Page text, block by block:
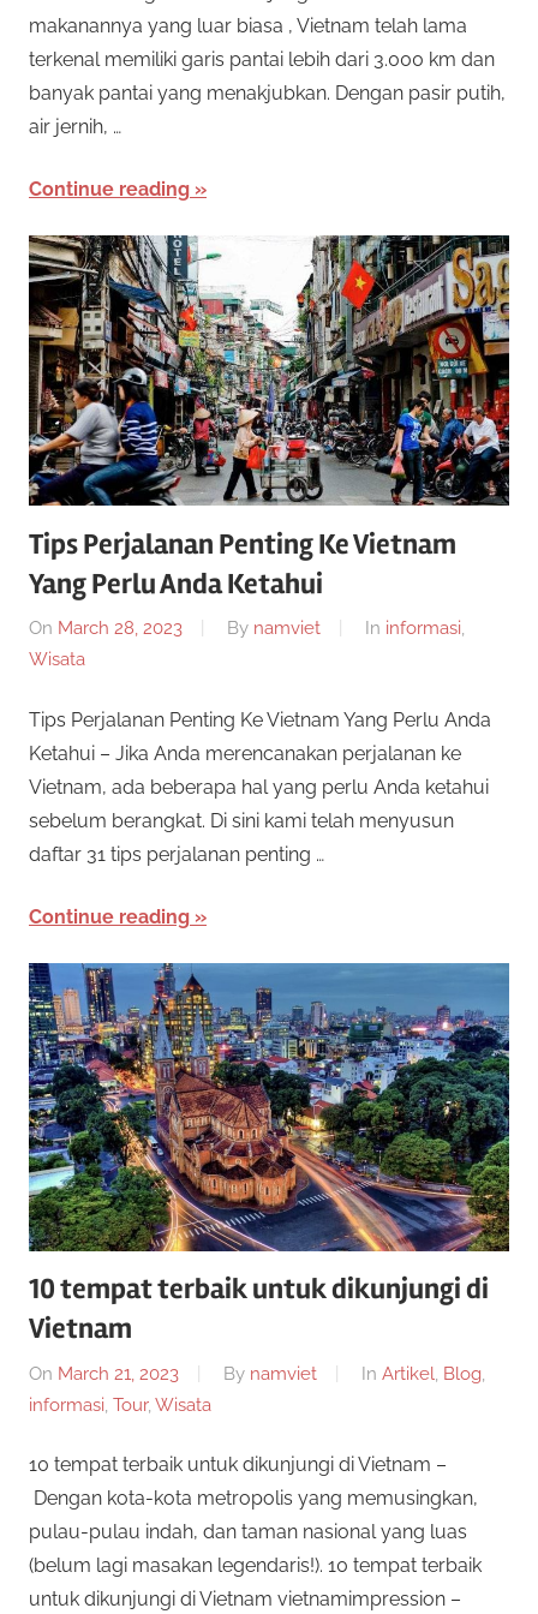
makanannya yang luar biasa , Vietnam telah lama
terkenal memiliki garis pantai lebih dari 3.000 km dan
banyak pantai yang menakjubkan. Dengan pasir putih,
air jernih, …
Continue reading
Tips Perjalanan Penting Ke Vietnam
Yang Perlu Anda Ketahui
On March 28, 2023 By namviet In informasi,
Wisata
Tips Perjalanan Penting Ke Vietnam Yang Perlu Anda
Ketahui – Jika Anda merencanakan perjalanan ke
Vietnam, ada beberapa hal yang perlu Anda ketahui
sebelum berangkat. Di sini kami telah menyusun
daftar 31 tips perjalanan penting …
Continue reading
10 tempat terbaik untuk dikunjungi di
Vietnam
On March 21, 2023 By namviet In Artikel, Blog,
informasi, Tour, Wisata
10 tempat terbaik untuk dikunjungi di Vietnam –
Dengan kota-kota metropolis yang memusingkan,
pulau-pulau indah, dan taman nasional yang luas
(belum lagi masakan legendaris!). 10 tempat terbaik
untuk dikunjungi di Vietnam vietnamimpression –